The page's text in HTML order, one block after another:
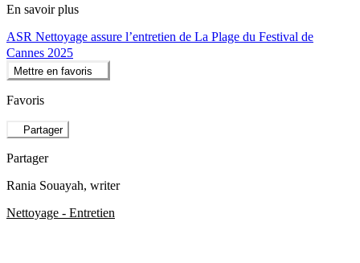
En savoir plus
ASR Nettoyage assure l’entretien de La Plage du Festival de
Cannes 2025
Mettre en favoris
Favoris
Partager
Partager
Rania Souayah, writer
Nettoyage - Entretien